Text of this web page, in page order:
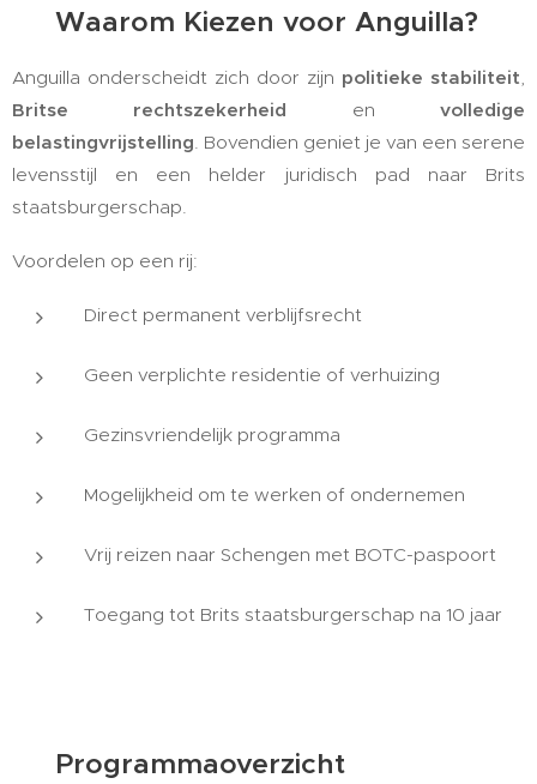
🌍 Waarom Kiezen voor Anguilla?
Anguilla onderscheidt zich door zijn politieke stabiliteit,
Britse rechtszekerheid envolledige
belastingvrijstelling. Bovendien geniet je van een serene
levensstijl en een helder juridisch pad naar Brits
staatsburgerschap.
Voordelen op een rij:
Direct permanent verblijfsrecht
Geen verplichte residentie of verhuizing
Gezinsvriendelijk programma
Mogelijkheid om te werken of ondernemen
Vrij reizen naar Schengen met BOTC-paspoort
Toegang tot Brits staatsburgerschap na 10 jaar
🛂 Programmaoverzicht